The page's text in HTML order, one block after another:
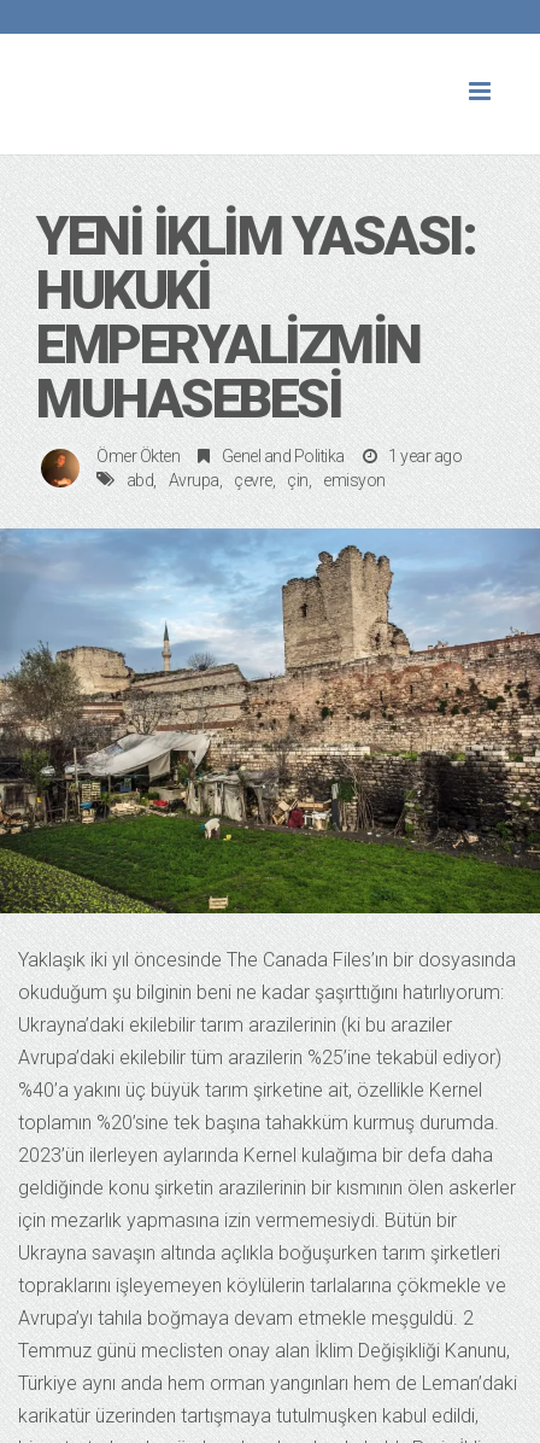
YENI İKLIM YASASI:
HUKUKI
EMPERYALIZMIN
MUHASEBESI
Ömer Ökten Genel and Politika
1 year ago
abd
Avrupa çevre çin emisyon
Yaklaşık iki yıl öncesinde The Canada Files’ın bir dosyasında
okuduğum şu bilginin beni ne kadar şaşırttığını hatırlıyorum:
Ukrayna’daki ekilebilir tarım arazilerinin (ki bu araziler
Avrupa’daki ekilebilir tüm arazilerin %25’ine tekabül ediyor)
%40’a yakını üç büyük tarım şirketine ait, özellikle Kernel
toplamın %20’sine tek başına tahakküm kurmuş durumda.
2023’ün ilerleyen aylarında Kernel kulağıma bir defa daha
geldiğinde konu şirketin arazilerinin bir kısmının ölen askerler
için mezarlık yapmasına izin vermemesiydi. Bütün bir
Ukrayna savaşın altında açlıkla boğuşurken tarım şirketleri
topraklarını işleyemeyen köylülerin tarlalarına çökmekle ve
Avrupa’yı tahıla boğmaya devam etmekle meşguldü. 2
Temmuz günü meclisten onay alan İklim Değişikliği Kanunu,
Türkiye aynı anda hem orman yangınları hem de Leman’daki
karikatür üzerinden tartışmaya tutulmuşken kabul edildi,